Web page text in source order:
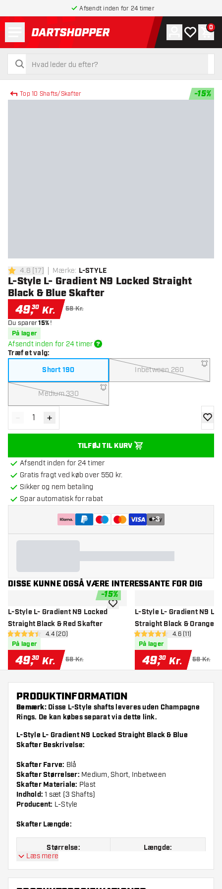
Afsendt inden for 24 timer
tilbage til forsiden
søg
søg
Konto
Min 0
Top 10 Shafts/Skafter -15%
4.8 bedømmelsesstjerner
4.8 [17] Mærke: L-STYLE
L-Style L- Gradient N9 Locked Straight
Black & Blue Skafter
49,30 Kr. 58 Kr.
Du sparer15%!
På lager
Afsendt inden for 24 timer
Træf et valg:
Short 190
Inbetween 260
Medium 330
Reducér antal
- Øg antal
+
TILFØJ TIL KURV
Afsendt inden for 24 timer
Gratis fragt ved køb over 550 kr.
Sikker og nem betaling
Spar automatisk for rabat
+3
DISSE KUNNE OGSÅ VÆRE INTERESSANTE FOR DIG
-15%
L-Style L- Gradient N9 Locked
Straight Black & Red Skafter
åbn anmeldelsespanel
4.4 bedømmelsesstjerner
4.4 (20)
På lager
49,30 Kr. 58 Kr.
tilføje til ønskelisteL-Style L- Gradient N9
Straight Black & Orange
åbn
4.6 bedømmelsesstjerner
4.6 (11)
På lager
49,30 Kr. 58 Kr.
PRODUKTINFORMATION
Bemærk:Disse L-Style shafts leveres uden Champagne
Rings. De kan købes separat via dette link.
L-Style L- Gradient N9 Locked Straight Black & Blue
Skafter Beskrivelse:
Skafter Farve: Blå
Skafter Størrelser: Medium, Short, Inbetween
Skafter Materiale: Plast
Indhold: 1 sæt (3 Shafts)
Producent: L-Style
Skafter Længde:
Størrelse: Længde:
Størrelse 190 Short, 33 mm
Læs mere